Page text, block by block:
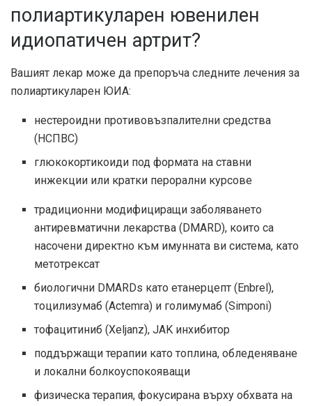
полиартикуларен ювенилен
идиопатичен артрит?
Вашият лекар може да препоръча следните лечения за
полиартикуларен ЮИА:
нестероидни противовъзпалителни средства
(НСПВС)
глюкокортикоиди под формата на ставни
инжекции или кратки перорални курсове
традиционни модифициращи заболяването
антиревматични лекарства (DMARD), които са
насочени директно към имунната ви система, като
метотрексат
биологични DMARDs като етанерцепт (Enbrel),
тоцилизумаб (Actemra) и голимумаб (Simponi)
тофацитиниб (Xeljanz), JAK инхибитор
поддържащи терапии като топлина, обледеняване
и локални болкоуспокояващи
физическа терапия, фокусирана върху обхвата на